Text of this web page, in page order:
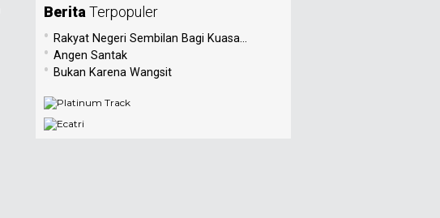
Berita Terpopuler
• Rakyat Negeri Sembilan Bagi Kuasa...
• Angen Santak
• Bukan Karena Wangsit